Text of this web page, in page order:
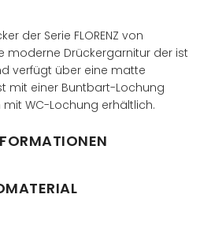
der Serie FLORENZ von
moderne Drückergarnitur der ist
verfügt über eine matte
mit einer Buntbart-Lochung
WC-Lochung erhältlich.